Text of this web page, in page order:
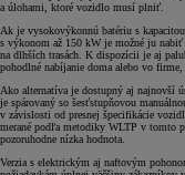
a úlohami, ktoré vozidlo musí plniť.
Ak je vysokovýkonnú batériu s
s výkonom až 150 kW je možné ju
na dlhších trasách. K dispozícii je aj
pohodlné nabíjanie doma alebo vo
Ako alternatíva je dostupný aj najnovší
je spárovaný so šesťstupňovou
v závislosti od presnej špecifikácie
merané podľa metodiky WLTP v tomto
pozoruhodne nízka hodnota.
Verzia s elektrickým aj naftovým